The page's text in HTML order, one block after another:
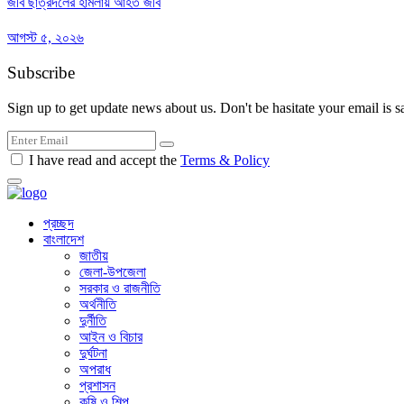
আগস্ট ৫, ২০২৬
Subscribe
Sign up to get update news about us. Don't be hasitate your email is
I have read and accept the Terms & Policy
প্রচ্ছদ
বাংলাদেশ
জাতীয়
জেলা-উপজেলা
সরকার ও রাজনীতি
অর্থনীতি
দুর্নীতি
আইন ও বিচার
দুর্ঘটনা
অপরাধ
প্রশাসন